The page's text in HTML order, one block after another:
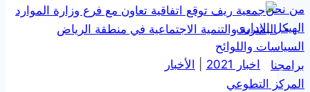
من نحن
الهيكل الإداري
السياسات واللوائح
برامجنا
المركز التطوعي
المدير
التنفيذي
تنمية
اخبار 2021 الأخبار